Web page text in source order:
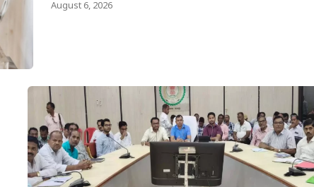
August 6, 2026